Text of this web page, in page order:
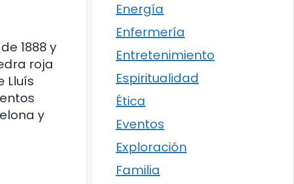
1888 y
roja
Lluís
y
Energía
Enfermería
Entretenimiento
Espiritualidad
Ética
Eventos
Exploración
Familia